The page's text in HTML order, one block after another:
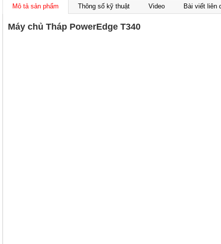
Mô tả sản phẩm Thông số kỹ thuật Video Bài viết liên
Máy chủ Tháp PowerEdge T340